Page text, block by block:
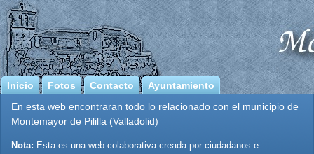
Inicio Fotos Contacto
Ayuntamiento
En esta web encontraran todo lo relacionado con el municipio de
Montemayor de Pililla (Valladolid)
Nota: Esta es una web colaborativa creada por ciudadanos e